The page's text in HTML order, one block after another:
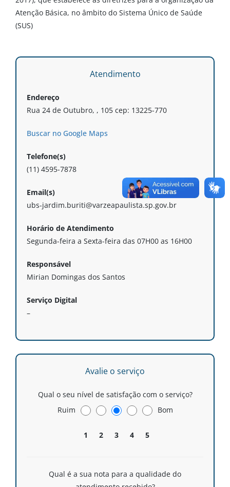
Atenção Básica, no âmbito do Sistema Único de Saúde
(SUS)
Atendimento
Endereço
Rua 24 de Outubro, , 105 cep: 13225-770
Buscar no Google Maps
Telefone(s)
(11) 4595-7878
Email(s)
ubs-jardim.buriti@varzeapaulista.sp.gov.br
Horário de Atendimento
Segunda-feira a Sexta-feira das 07H00 as 16H00
Responsável
Mirian Domingas dos Santos
Serviço Digital
–
Avalie o serviço
Qual o seu nível de satisfação com o serviço?
Ruim
1 2 3 4 5
Bom
Qual é a sua nota para a qualidade do